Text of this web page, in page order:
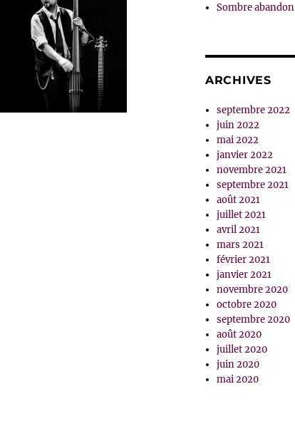
Sombre abandon
ARCHIVES
septembre 2022
juin 2022
mai 2022
janvier 2022
novembre 2021
septembre 2021
août 2021
juillet 2021
avril 2021
mars 2021
février 2021
janvier 2021
novembre 2020
octobre 2020
septembre 2020
août 2020
juillet 2020
juin 2020
mai 2020